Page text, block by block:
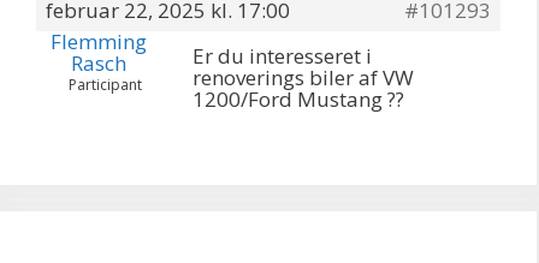
februar 22, 2025 kl. 17:00
#101293
Flemming
Rasch
Participant
Er du interesseret i
renoverings biler af VW
1200/Ford Mustang ??